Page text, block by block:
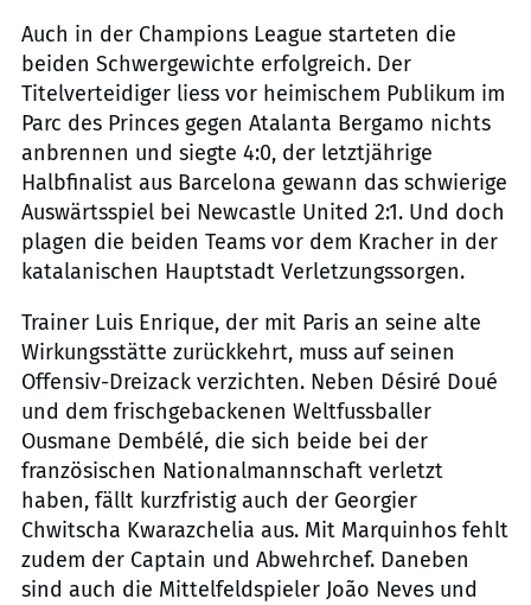
Auch in der Champions League starteten die
beiden Schwergewichte erfolgreich. Der
Titelverteidiger liess vor heimischem Publikum im
Parc des Princes gegen Atalanta Bergamo nichts
anbrennen und siegte 4:0, der letztjährige
Halbfinalist aus Barcelona gewann das schwierige
Auswärtsspiel bei Newcastle United 2:1. Und doch
plagen die beiden Teams vor dem Kracher in der
katalanischen Hauptstadt Verletzungssorgen.
Trainer Luis Enrique, der mit Paris an seine alte
Wirkungsstätte zurückkehrt, muss auf seinen
Offensiv-Dreizack verzichten. Neben Désiré Doué
und dem frischgebackenen Weltfussballer
Ousmane Dembélé, die sich beide bei der
französischen Nationalmannschaft verletzt
haben, fällt kurzfristig auch der Georgier
Chwitscha Kwarazchelia aus. Mit Marquinhos fehlt
zudem der Captain und Abwehrchef. Daneben
sind auch die Mittelfeldspieler João Neves und